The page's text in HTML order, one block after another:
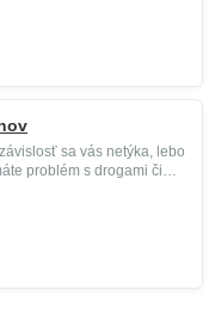
sa vás netýka, lebo
problém s drogami či